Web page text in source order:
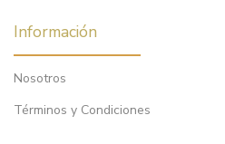
Información
Nosotros
Términos y Condiciones